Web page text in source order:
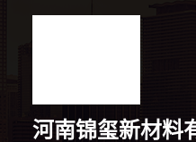
河南锦玺新材料